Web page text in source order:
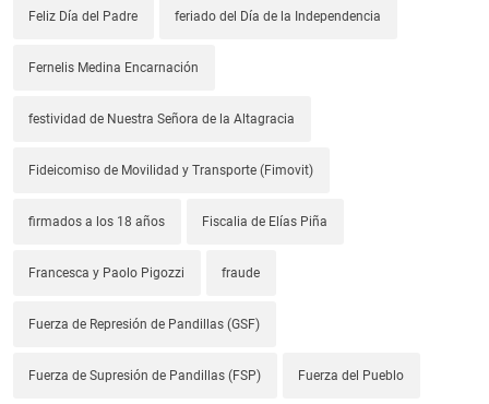
Feliz Día del Padre feriado del Día de la Independencia
Fernelis Medina Encarnación
festividad de Nuestra Señora de la Altagracia
Fideicomiso de Movilidad y Transporte (Fimovit)
firmados a los 18 años Fiscalia de Elías Piña
Francesca y Paolo Pigozzi fraude
Fuerza de Represión de Pandillas (GSF)
Fuerza de Supresión de Pandillas (FSP) Fuerza del Pueblo